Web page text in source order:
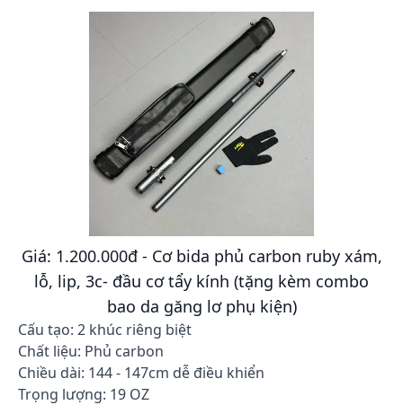
Giá: 1.200.000đ - Cơ bida phủ carbon ruby xám,
lỗ, lip, 3c- đầu cơ tẩy kính (tặng kèm combo
bao da găng lơ phụ kiện)
Cấu tạo: 2 khúc riêng biệt
Chất liệu: Phủ carbon
Chiều dài: 144 - 147cm dễ điều khiển
Trọng lượng: 19 OZ